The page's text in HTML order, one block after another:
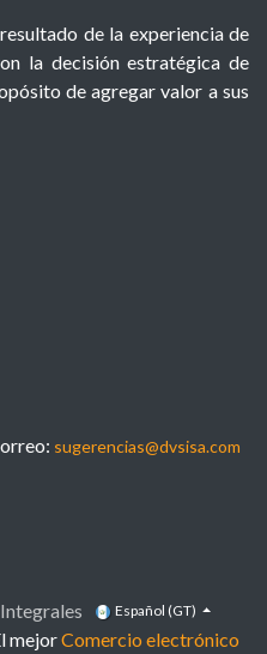
de la experiencia de
la decisión estratégica de
de agregar valor a sus
sugerencias@dvsisa.com
Español (GT)
mejorComercio electrónico